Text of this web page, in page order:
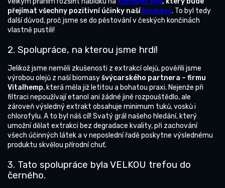
přejímat všechny pozitivní účinky naší biomasy. To byl tedy
další důvod, proč jsme se do pěstování v českých končinách
vlastně pustili!
2. Spolupráce, na kterou jsme hrdí!
Jelikož jsme neměli zkušenosti z extrakcí olejů, pověřili jsme
výrobou olejů z naší biomasyšvýcarského partnera – firmu
Vitalhemp, která měla již letitou a bohatou praxi. Nejenže při
filtraci nepoužívají etanol ani žádné jiné rozpouštědlo, ale
zároveň výsledný extrakt obsahuje minimum tuků, vosků i
chlorofylu. A to byl náš cíl! Svatý grál našeho hledání, který
umožní dělat extrakci bez degradace kvality, při zachování
všech účinných látek a v neposlední řadě poskytne výslednému
produktu skvělou přírodní chuť.
3. Tato spolupráce byla VELKOU trefou do
černého.